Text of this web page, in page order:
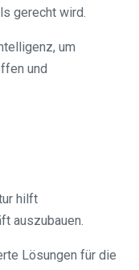
gerecht wird.
um
und
hilft
auszubauen.
Lösungen für die